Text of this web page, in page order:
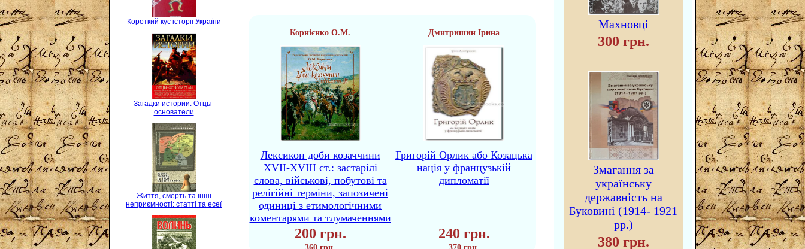
Короткий кус історії України
Загадки истории. Отцы-
основатели
Життя, смерть та інші
неприємності: статті та есеї
Корнієнко О.М. Дмитришин Ірина
Лексикон доби козаччини
XVII-XVIII ст.: застарілі
слова, військові, побутові та
релігійні терміни, запозичені
одиниці з етимологічними
коментарями та тлумаченнями
Григорій Орлик або Козацька
нація у французькій
дипломатії
200 грн. 240 грн.
Махновці
300 грн.
Змагання за
українську
державність на
Буковині (1914- 1921
рр.)
380 грн.